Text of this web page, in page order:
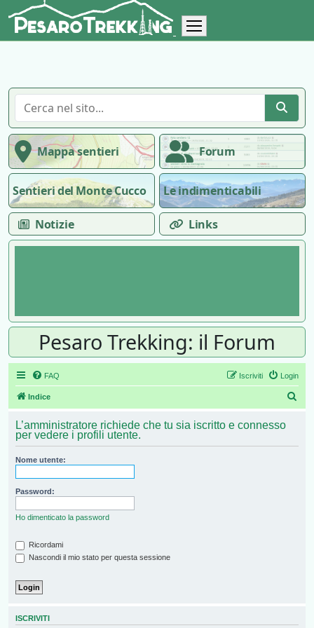
Pesaro Trekking: il Forum
FAQ Login
Iscriviti
Indice
L’amministratore richiede che tu sia iscritto e connesso
per vedere i profili utente.
Nome utente:
Password:
Ho dimenticato la password
Ricordami
Nascondi il mio stato per questa sessione
ISCRIVITI
Mappa sentieri Forum
Sentieri del Monte Cucco Le indimenticabili
Notizie Links